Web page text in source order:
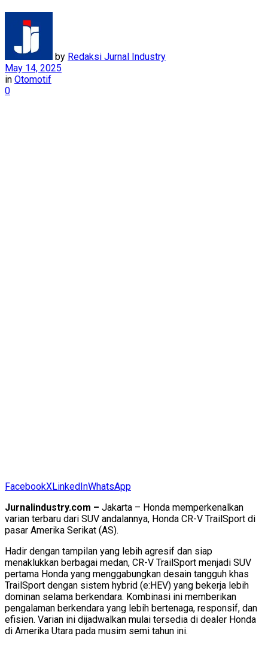
by Redaksi Jurnal Industry
May 14, 2025
in Otomotif
0
FacebookXLinkedInWhatsApp
Jurnalindustry.com – Jakarta – Honda memperkenalkan
varian terbaru dari SUV andalannya, Honda CR-V TrailSport di
pasar Amerika Serikat (AS).
Hadir dengan tampilan yang lebih agresif dan siap
menaklukkan berbagai medan, CR-V TrailSport menjadi SUV
pertama Honda yang menggabungkan desain tangguh khas
TrailSport dengan sistem hybrid (e:HEV) yang bekerja lebih
dominan selama berkendara. Kombinasi ini memberikan
pengalaman berkendara yang lebih bertenaga, responsif, dan
efisien. Varian ini dijadwalkan mulai tersedia di dealer Honda
di Amerika Utara pada musim semi tahun ini.